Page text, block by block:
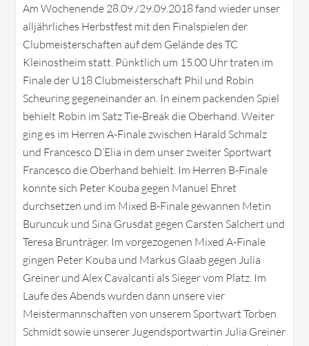
Am Wochenende 28.09./29.09.2018 fand wieder unser
alljährliches Herbstfest mit den Finalspielen der
Clubmeisterschaften auf dem Gelände des TC
Kleinostheim statt. Pünktlich um 15.00 Uhr traten im
Finale der U18 Clubmeisterschaft Phil und Robin
Scheuring gegeneinander an. In einem packenden Spiel
behielt Robin im Satz Tie-Break die Oberhand. Weiter
ging es im Herren A-Finale zwischen Harald Schmalz
und Francesco D‘Elia in dem unser zweiter Sportwart
Francesco die Oberhand behielt. Im Herren B-Finale
konnte sich Peter Kouba gegen Manuel Ehret
durchsetzen und im Mixed B-Finale gewannen Metin
Buruncuk und Sina Grusdat gegen Carsten Salchert und
Teresa Brunträger. Im vorgezogenen Mixed A-Finale
gingen Peter Kouba und Markus Glaab gegen Julia
Greiner und Alex Cavalcanti als Sieger vom Platz. Im
Laufe des Abends wurden dann unsere vier
Meistermannschaften von unserem Sportwart Torben
Schmidt sowie unserer Jugendsportwartin Julia Greiner